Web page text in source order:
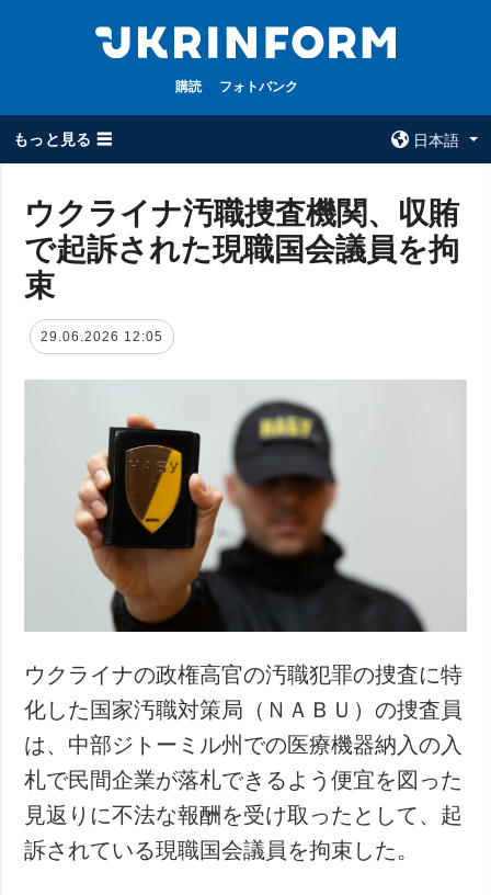
購読 フォトバンク
もっと見る ☰
日本語
全てのトピック
政治
経済・復興
社会・文化
スポーツ
犯罪
事故・緊急事態
ウクルインフォ
ルム
特集
インタビュー
写真
動画
サービス
購読
フォトバンク
ウクライナ汚職捜査機関、収賄
で起訴された現職国会議員を拘
束
29.06.2026 12:05
ウクライナの政権高官の汚職犯罪の捜査に特
化した国家汚職対策局（ＮＡＢＵ）の捜査員
は、中部ジトーミル州での医療機器納入の入
札で民間企業が落札できるよう便宜を図った
見返りに不法な報酬を受け取ったとして、起
訴されている現職国会議員を拘束した。